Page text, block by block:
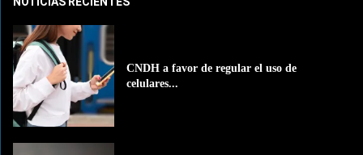
CNDH a favor de regular el uso de
celulares...